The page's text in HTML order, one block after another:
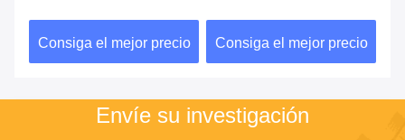
de madera para lonas de
camión de lecho plano
Consiga el mejor precio
madera de madera plana
Consiga el mejor precio
Envíe su investigación